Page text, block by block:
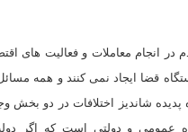
در انجام معاملات و فعالیت های
قضا ایجاد نمی کنند و همه
شاندیز اختلافات در دو بخش
عمومی و دولتی است که اگر